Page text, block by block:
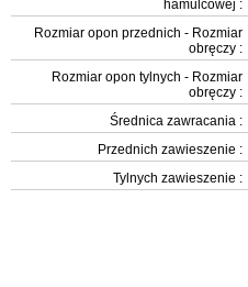
hamulcowej :
Rozmiar opon przednich - Rozmiar
obręczy :
Rozmiar opon tylnych - Rozmiar
obręczy :
Średnica zawracania :
Przednich zawieszenie :
Tylnych zawieszenie :